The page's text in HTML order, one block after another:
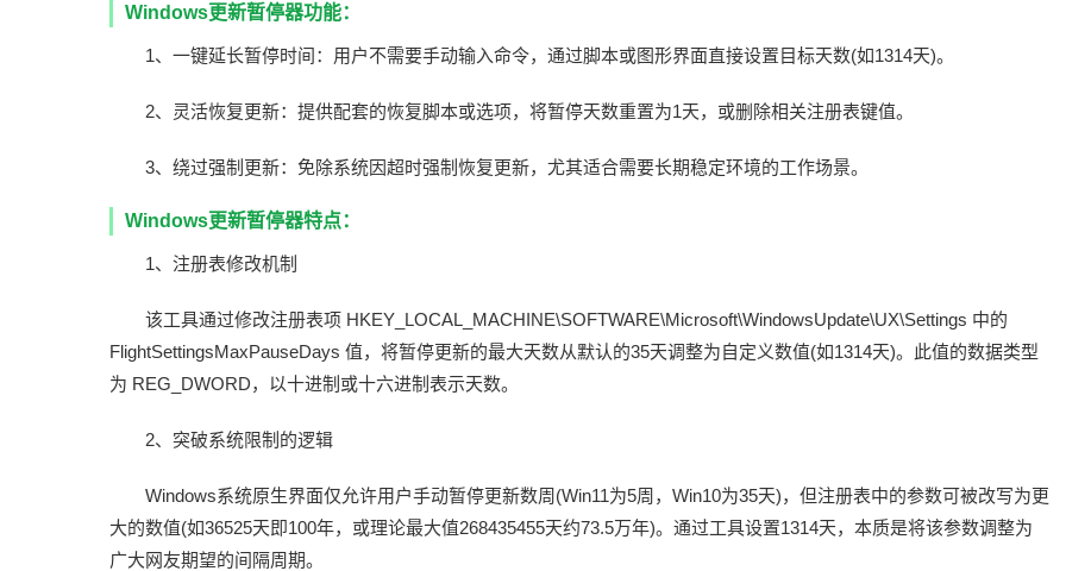
Windows更新暂停器功能：
1、一键延长暂停时间：用户不需要手动输入命令，通过脚本或图形界面直接设置目标天数(如1314天)。
2、灵活恢复更新：提供配套的恢复脚本或选项，将暂停天数重置为1天，或删除相关注册表键值。
3、绕过强制更新：免除系统因超时强制恢复更新，尤其适合需要长期稳定环境的工作场景。
Windows更新暂停器特点：
1、注册表修改机制
该工具通过修改注册表项 HKEY_LOCAL_MACHINE\SOFTWARE\Microsoft\WindowsUpdate\UX\Settings 中的
FlightSettingsMaxPauseDays 值，将暂停更新的最大天数从默认的35天调整为自定义数值(如1314天)。此值的数据类型
为 REG_DWORD，以十进制或十六进制表示天数。
2、突破系统限制的逻辑
Windows系统原生界面仅允许用户手动暂停更新数周(Win11为5周，Win10为35天)，但注册表中的参数可被改写为更
大的数值(如36525天即100年，或理论最大值268435455天约73.5万年)。通过工具设置1314天，本质是将该参数调整为
广大网友期望的间隔周期。